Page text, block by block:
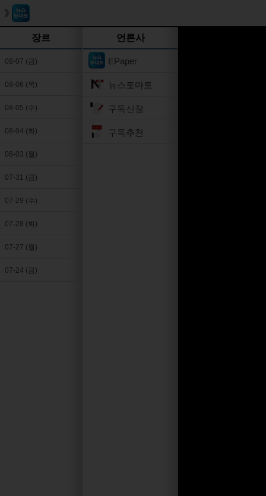
장르
08-07 (금)
08-06 (목)
08-05 (수)
08-04 (화)
08-03 (월)
07-31 (금)
07-29 (수)
07-28 (화)
07-27 (월)
07-24 (금)
언론사
EPaper
뉴스토마토
구독신청
구독추천